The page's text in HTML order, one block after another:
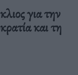
για την
και τη